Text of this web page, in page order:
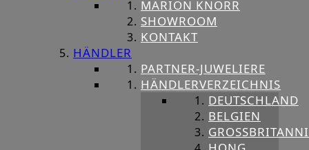
MARION KNORR
SHOWROOM
KONTAKT
HÄNDLER
PARTNER-JUWELIERE
HÄNDLERVERZEICHNIS
DEUTSCHLAND
BELGIEN